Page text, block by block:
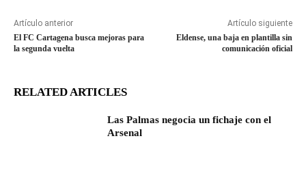
Artículo anterior
El FC Cartagena busca mejoras para
la segunda vuelta
Artículo siguiente
Eldense, una baja en plantilla sin
comunicación oficial
RELATED ARTICLES
Las Palmas negocia un fichaje con el
Arsenal